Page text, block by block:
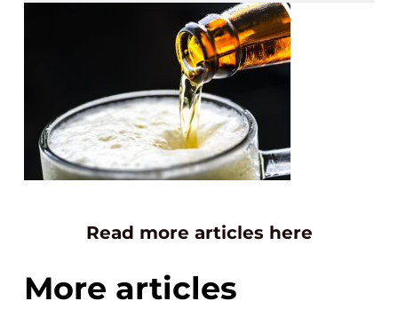
Read more articles here
More articles